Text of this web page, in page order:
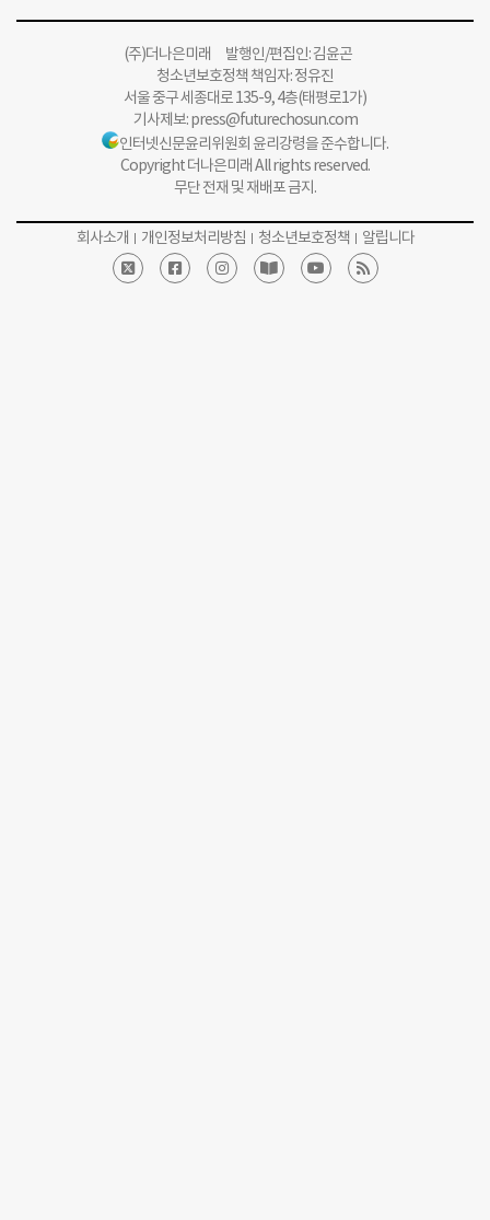
(주)더나은미래 발행인/편집인: 김윤곤
청소년보호정책 책임자: 정유진
서울 중구 세종대로 135-9, 4층(태평로1가)
기사제보:press@futurechosun.com
인터넷신문윤리위원회 윤리강령을 준수합니다.
Copyright 더나은미래 All rights reserved.
무단 전재 및 재배포 금지.
회사소개 개인정보처리방침 청소년보호정책 알립니다